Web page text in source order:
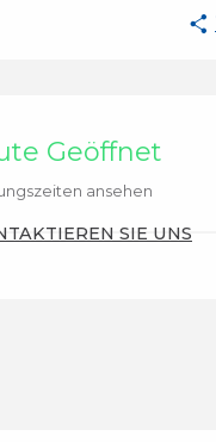
Geöffnet
ansehen
SIE UNS